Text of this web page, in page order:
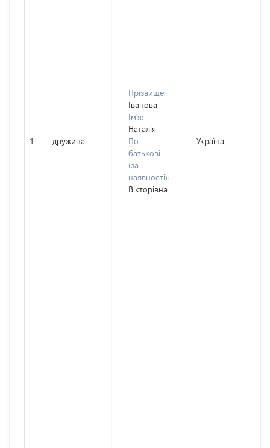
1 дружина
Прізвище:
Іванова
Ім'я:
Наталія
По
батькові
(за
наявності):
Вікторівна
Україна